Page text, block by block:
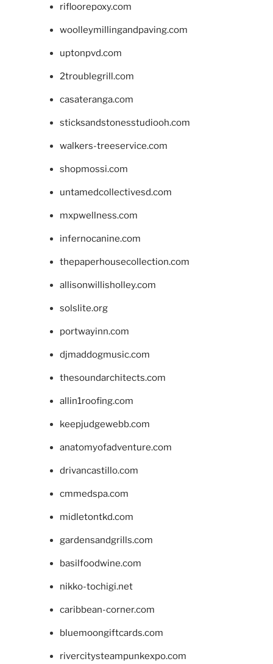
rifloorepoxy.com
woolleymillingandpaving.com
uptonpvd.com
2troublegrill.com
casateranga.com
sticksandstonesstudiooh.com
walkers-treeservice.com
shopmossi.com
untamedcollectivesd.com
mxpwellness.com
infernocanine.com
thepaperhousecollection.com
allisonwillisholley.com
solslite.org
portwayinn.com
djmaddogmusic.com
thesoundarchitects.com
allin1roofing.com
keepjudgewebb.com
anatomyofadventure.com
drivancastillo.com
cmmedspa.com
midletontkd.com
gardensandgrills.com
basilfoodwine.com
nikko-tochigi.net
caribbean-corner.com
bluemoongiftcards.com
rivercitysteampunkexpo.com